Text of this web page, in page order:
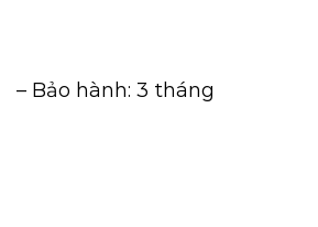
– Bảo hành: 3 tháng